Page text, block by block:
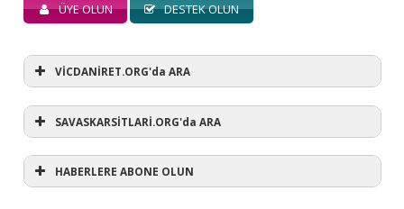
ÜYE OLUN DESTEK OLUN
VİCDANİRET.ORG'da ARA
SAVASKARSİTLARİ.ORG'da ARA
HABERLERE ABONE OLUN